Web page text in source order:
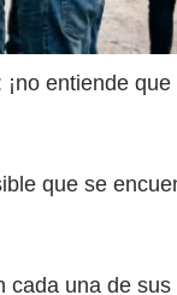
entiende que
que se
cada una de sus